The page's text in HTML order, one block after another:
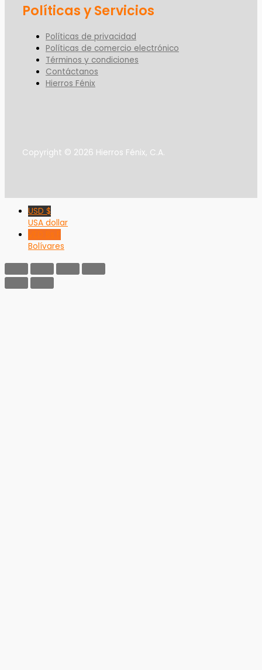
Políticas y Servicios
Políticas de privacidad
Políticas de comercio electrónico
Términos y condiciones
Contáctanos
Hierros Fénix
Copyright © 2026 Hierros Fénix, C.A.
USD $
USA dollar
VED Bs F
Bolívares